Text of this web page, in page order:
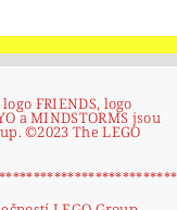
FRIENDS, logo
a MINDSTORMS jsou
©2023 The LEGO